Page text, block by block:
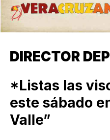
DIRECTOR
*Listas las
este sábado
Valle”